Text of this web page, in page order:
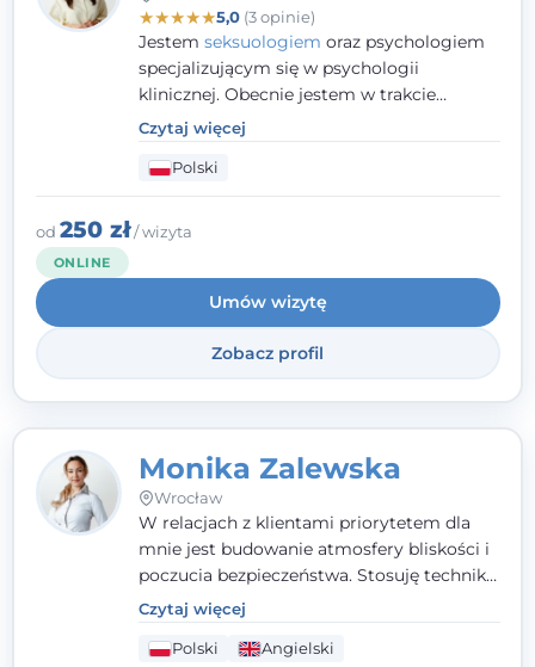
★★★★★5,0(3 opinie)
Jestem seksuologiem oraz psychologiem
specjalizującym się w psychologii
klinicznej. Obecnie jestem w trakcie
szkolenia na psychoterapeutę
systemowego. Posiadam status członka
nadzwyczajnego Wielkopolskiego
TowarzystwaTerapii Systemowejoraz
należę do Polskiego Towarzystwa
pierwszym miejscu stawiam budowanie
atmosfery bezpieczeństwa i zrozumienia w
relacjach z Klientami. Istotna dla nie jest
również koncentracja na dostępnych
zasobach.
Czytaj więcej
Polski
od 250 zł/ wizyta
ONLINE
Umów wizytę
Zobacz profil
Monika Zalewska
Wrocław
W relacjach z klientami priorytetem dla
mnie jest budowanie atmosfery bliskości i
poczucia bezpieczeństwa. Stosuję techniki
poznawczo-behawioralne oraz metody,
które koncentrują się na rozwiązaniach
(TSR). Te polegają na osiąganiu
Czytaj więcej
Polski Angielski